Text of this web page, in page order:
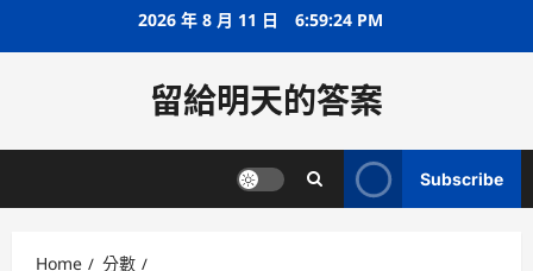
2026 年 8 月 11 日 6:59:24 PM
留給明天的答案
Subscribe
Home
分數